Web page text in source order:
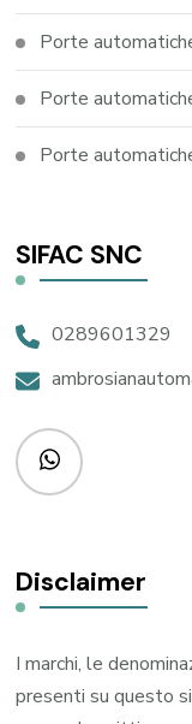
Porte
Porte
Porte
SIFAC SNC
0289601329
Disclaimer
I marchi, le
presenti su questo